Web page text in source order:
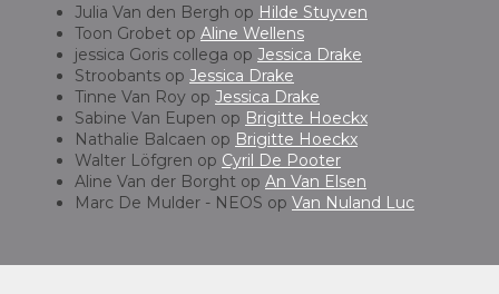
Julia Van den Bergh op Hilde Stuyven
Toon Grobet op Aline Wellens
jessica Goris collega op Jessica Drake
Stroobants op Jessica Drake
Tinne Van Roy op Jessica Drake
Sabine Van Eupen op Brigitte Hoeckx
Nathalie Balcaen op Brigitte Hoeckx
Walter Löfgren op Cyril De Pooter
Aline Van der Borght op An Van Elsen
Marc De Mulder - NEOS op Van Nuland Luc